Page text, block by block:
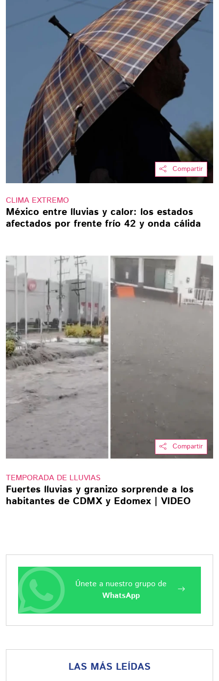
Compartir
CLIMA EXTREMO
México entre lluvias y calor: los estados
afectados por frente frío 42 y onda cálida
Compartir
TEMPORADA DE LLUVIAS
Fuertes lluvias y granizo sorprende a los
habitantes de CDMX y Edomex | VIDEO
Únete a nuestro grupo de
WhatsApp
LAS MÁS LEÍDAS